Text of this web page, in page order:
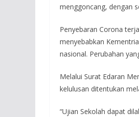
menggoncang, dengan
Penyebaran Corona
menyebabkan
nasional. Perubahan
Melalui Surat Edaran
kelulusan ditentukan
“Ujian Sekolah dapat